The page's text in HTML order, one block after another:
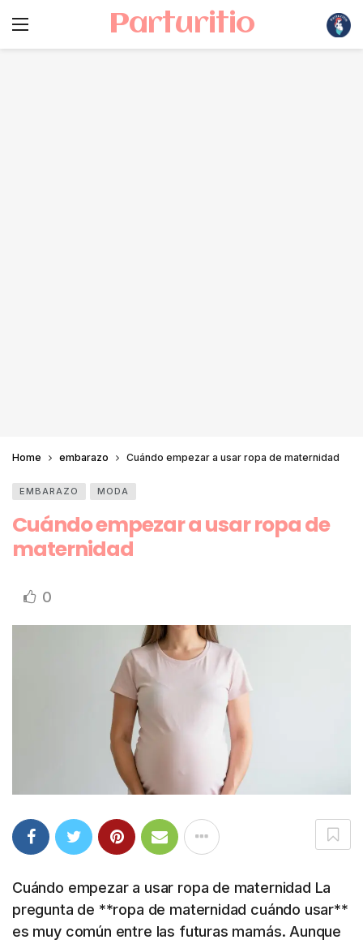
Parturitio
Home embarazo Cuándo empezar a usar ropa de maternidad
EMBARAZO MODA
Cuándo empezar a usar ropa de
maternidad
0
Cuándo empezar a usar ropa de maternidad La
pregunta de **ropa de maternidad cuándo usar**
es muy común entre las futuras mamás. Aunque